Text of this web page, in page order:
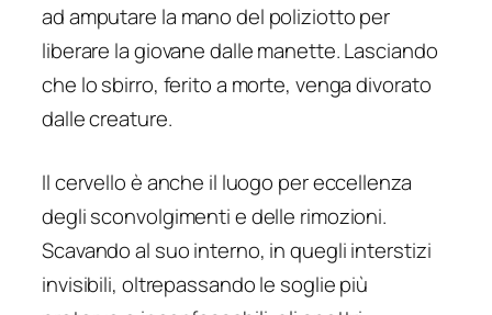
ad amputare la mano del poliziotto per
liberare la giovane dalle manette. Lasciando
che lo sbirro, ferito a morte, venga divorato
dalle creature.
Il cervello è anche il luogo per eccellenza
degli sconvolgimenti e delle rimozioni.
Scavando al suo interno, in quegli interstizi
invisibili, oltrepassando le soglie più